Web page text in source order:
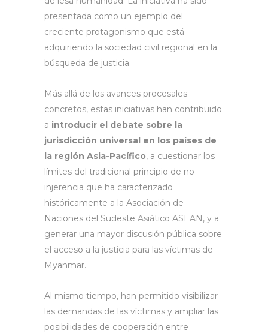
presentada como un ejemplo del
creciente protagonismo que está
adquiriendo la sociedad civil regional en la
búsqueda de justicia.
Más allá de los avances procesales
concretos, estas iniciativas han contribuido
a introducir el debate sobre la
jurisdicción universal en los países de
la región Asia-Pacífico, a cuestionar los
límites del tradicional principio de no
injerencia que ha caracterizado
históricamente a la Asociación de
Naciones del Sudeste Asiático ASEAN, y a
generar una mayor discusión pública sobre
el acceso a la justicia para las víctimas de
Myanmar.
Al mismo tiempo, han permitido visibilizar
las demandas de las víctimas y ampliar las
posibilidades de cooperación entre